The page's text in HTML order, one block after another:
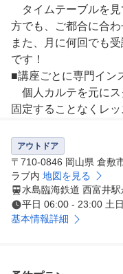
タイムテーブルを見
方でも、ご都合に合
また、月に何回でも
です！
■講座ごとに専門イン
個人カルテを元にス
固定することなくレ
アウトドア
〒710-0846 岡山県 倉敷
ラブ内 地図を見る
水島臨海鉄道 西富井
平日 06:00 - 23:00 土
基本情報詳細